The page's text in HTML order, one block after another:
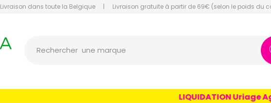
Livraison dans toute la Belgique | Livraison gratuite à partir de 69€ (selon le poids du
Rechercher
un conseil
LIQUIDATION Uriage Age